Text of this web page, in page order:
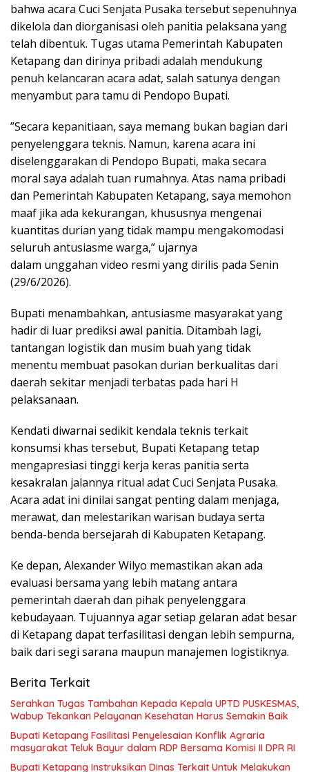
bahwa acara Cuci Senjata Pusaka tersebut sepenuhnya
dikelola dan diorganisasi oleh panitia pelaksana yang
telah dibentuk. Tugas utama Pemerintah Kabupaten
Ketapang dan dirinya pribadi adalah mendukung
penuh kelancaran acara adat, salah satunya dengan
menyambut para tamu di Pendopo Bupati.
​”Secara kepanitiaan, saya memang bukan bagian dari
penyelenggara teknis. Namun, karena acara ini
diselenggarakan di Pendopo Bupati, maka secara
moral saya adalah tuan rumahnya. Atas nama pribadi
dan Pemerintah Kabupaten Ketapang, saya memohon
maaf jika ada kekurangan, khususnya mengenai
kuantitas durian yang tidak mampu mengakomodasi
seluruh antusiasme warga,” ujarnya
dalam unggahan video resmi yang dirilis pada Senin
(29/6/2026).
​Bupati menambahkan, antusiasme masyarakat yang
hadir di luar prediksi awal panitia. Ditambah lagi,
tantangan logistik dan musim buah yang tidak
menentu membuat pasokan durian berkualitas dari
daerah sekitar menjadi terbatas pada hari H
pelaksanaan.
​Kendati diwarnai sedikit kendala teknis terkait
konsumsi khas tersebut, Bupati Ketapang tetap
mengapresiasi tinggi kerja keras panitia serta
kesakralan jalannya ritual adat Cuci Senjata Pusaka.
Acara adat ini dinilai sangat penting dalam menjaga,
merawat, dan melestarikan warisan budaya serta
benda-benda bersejarah di Kabupaten Ketapang.
​Ke depan, Alexander Wilyo memastikan akan ada
evaluasi bersama yang lebih matang antara
pemerintah daerah dan pihak penyelenggara
kebudayaan. Tujuannya agar setiap gelaran adat besar
di Ketapang dapat terfasilitasi dengan lebih sempurna,
baik dari segi sarana maupun manajemen logistiknya.
Berita Terkait
Serahkan Tugas Tambahan Kepada Kepala UPTD PUSKESMAS,
Wabup Tekankan Pelayanan Kesehatan Harus Semakin Baik
Bupati Ketapang Fasilitasi Penyelesaian Konflik Agraria
masyarakat Teluk Bayur dalam RDP Bersama Komisi II DPR RI
Bupati Ketapang Instruksikan Dinas Terkait Untuk Melakukan